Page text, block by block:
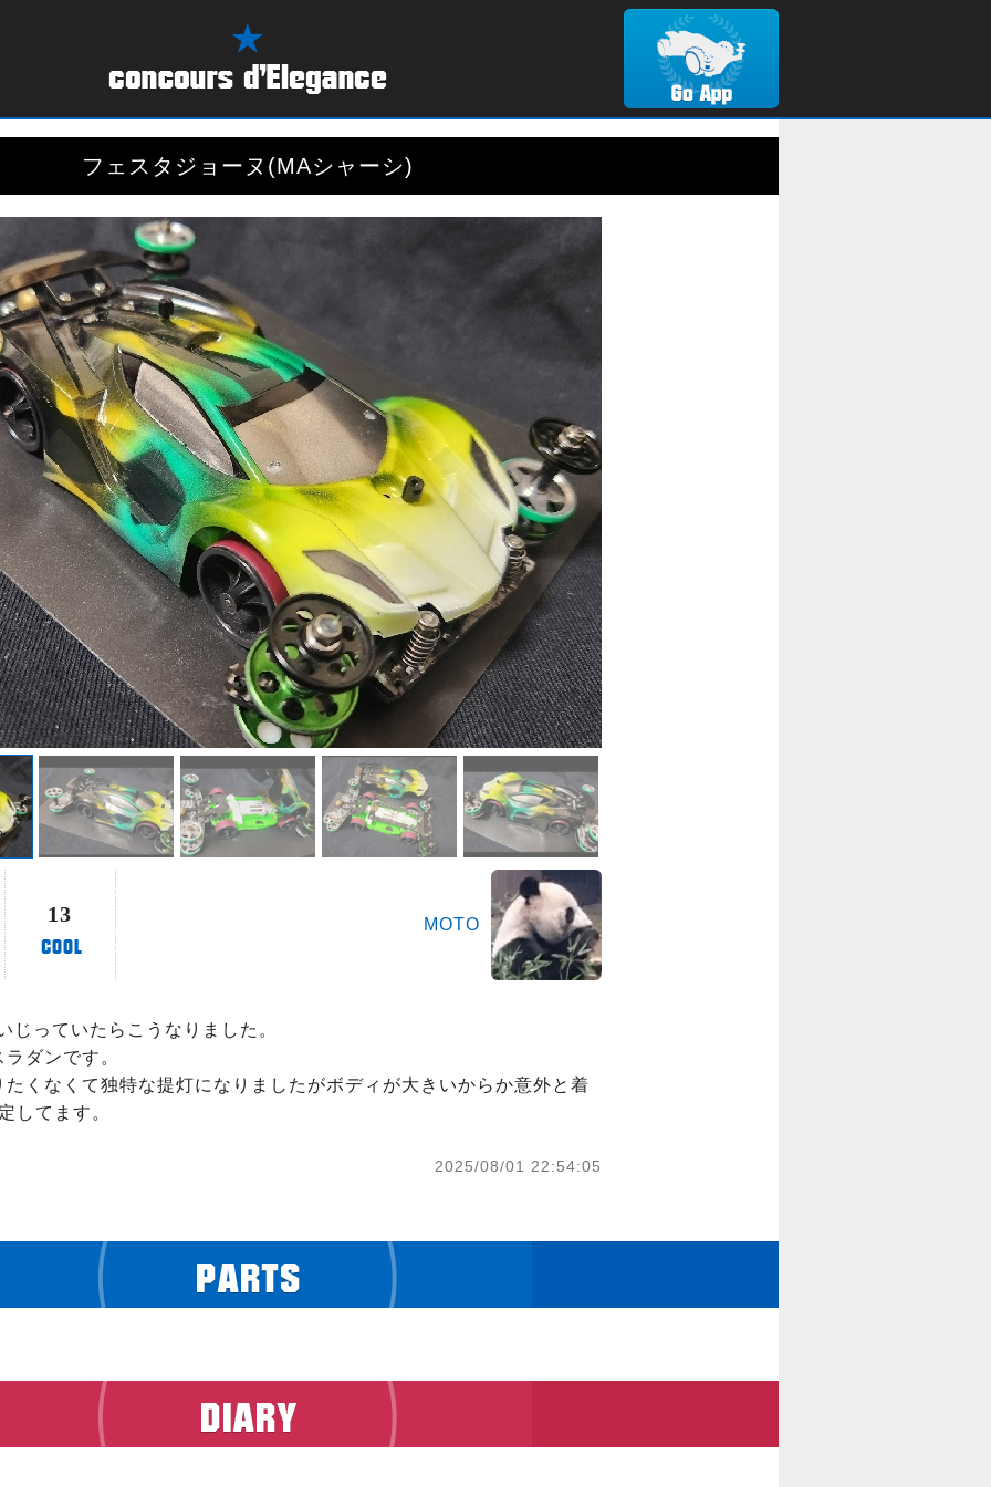
フェスタジョーヌ(MAシャーシ)
13 MOTO
じっていたらこうなりました。
ダンです。
たくなくて独特な提灯になりましたがボディが大きいからか意外と着
してます。
2025/08/01 22:54:05